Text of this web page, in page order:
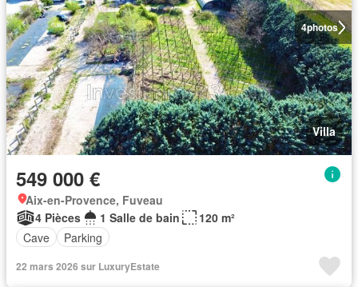
4photos
Villa
549 000 €
Aix-en-Provence, Fuveau
4 Pièces
1 Salle de bain
120 m²
Cave
Parking
22 mars 2026 sur LuxuryEstate